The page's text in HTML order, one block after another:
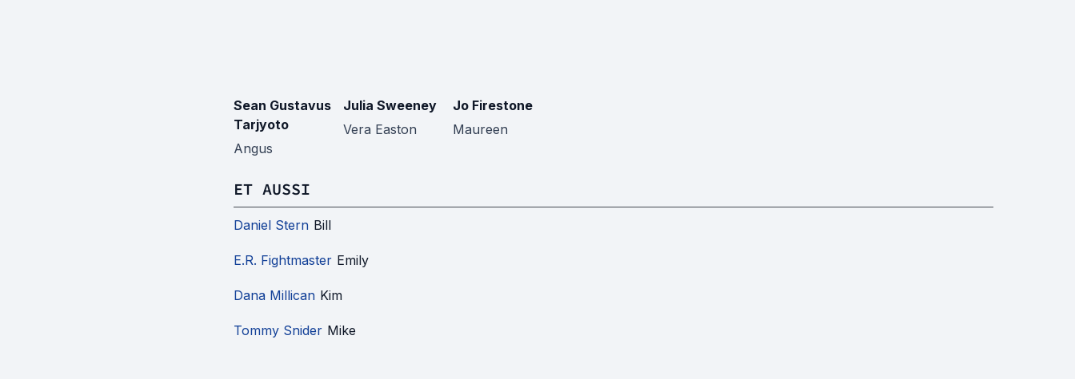
Sean Gustavus
Tarjyoto
Angus
Julia Sweeney
Vera Easton
Jo Firestone
Maureen
ET AUSSI
Daniel Stern Bill
E.R. Fightmaster Emily
Dana Millican Kim
Tommy Snider Mike